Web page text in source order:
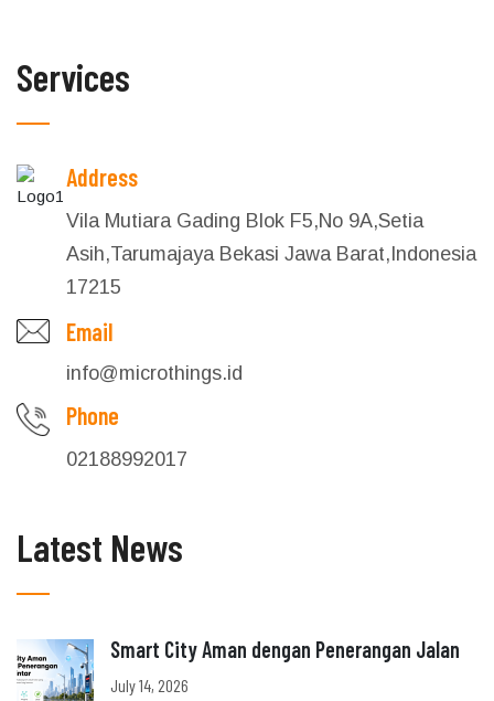
Services
Address
Vila Mutiara Gading Blok F5,No 9A,Setia
Asih,Tarumajaya Bekasi Jawa Barat,Indonesia
17215
Email
info@microthings.id
Phone
02188992017
Latest News
Smart City Aman dengan Penerangan Jalan
July 14, 2026